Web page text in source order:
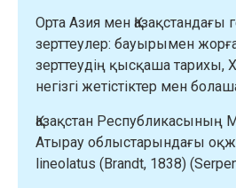
Орта Азия мен Қазақстандағы
зерттеулер: бауырымен
зерттеудің қысқаша тарихы,
негізгі жетістіктер мен
Қазақстан Республикасының
Атырау облыстарындағы
lineolatus (Brandt, 1838)